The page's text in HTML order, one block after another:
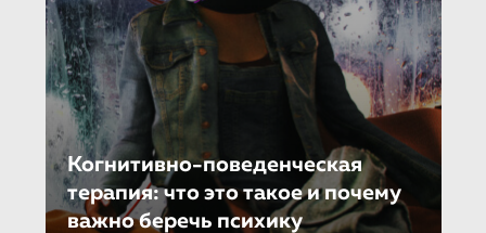
Когнитивно-по­ве­ден­че­ская
терапия: что это такое и почему
важно беречь психику